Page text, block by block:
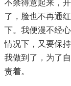
不禁得意起来，
了，脸也不再通
下。我便漫不经
情况下，又要保
我做到了，为了
责着。